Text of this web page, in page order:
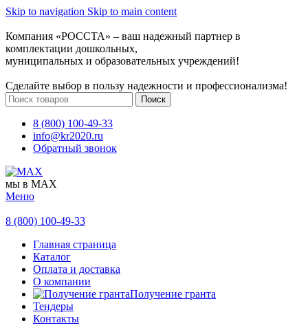
Skip to navigation Skip to main content
Компания «РОССТА» – ваш надежный партнер в
комплектации дошкольных,
муниципальных и образовательных учреждений!
Сделайте выбор в пользу надежности и профессионализма!
Поиск
8 (800) 100-49-33
info@kr2020.ru
Обратный звонок
мы в MAX
Меню
8 (800) 100-49-33
Главная страница
Каталог
Оплата и доставка
О компании
Получение гранта
Тендеры
Контакты